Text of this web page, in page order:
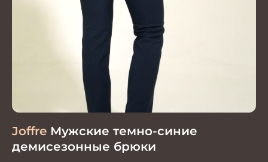
Joffre Мужские темно-синие
демисезонные брюки